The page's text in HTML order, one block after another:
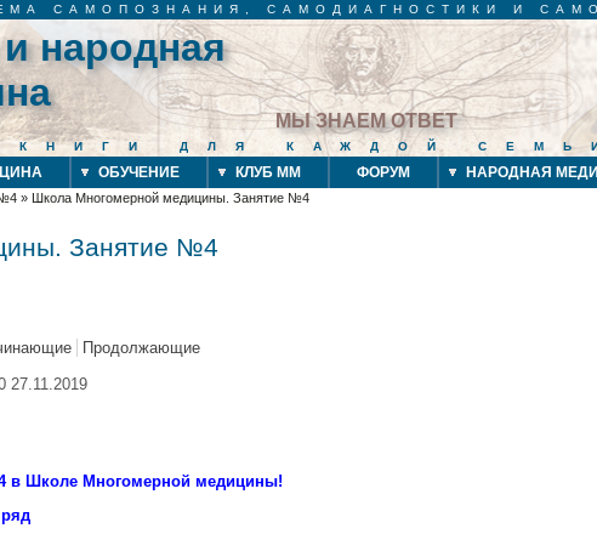
САМОПОЗНАНИЯ, САМОДИАГНОСТИКИ И
народная
МЫ ЗНАЕМ ОТВЕТ
КНИГИ ДЛЯ КАЖДОЙ
ОБУЧЕНИЕ КЛУБ ММ ФОРУМ НАРОДНАЯ
» Школа Многомерной медицины. Занятие №4
Занятие №4
Продолжающие
27.11.2019
в Школе Многомерной медицины!